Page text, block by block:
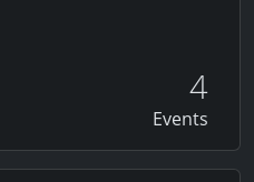
4
Events